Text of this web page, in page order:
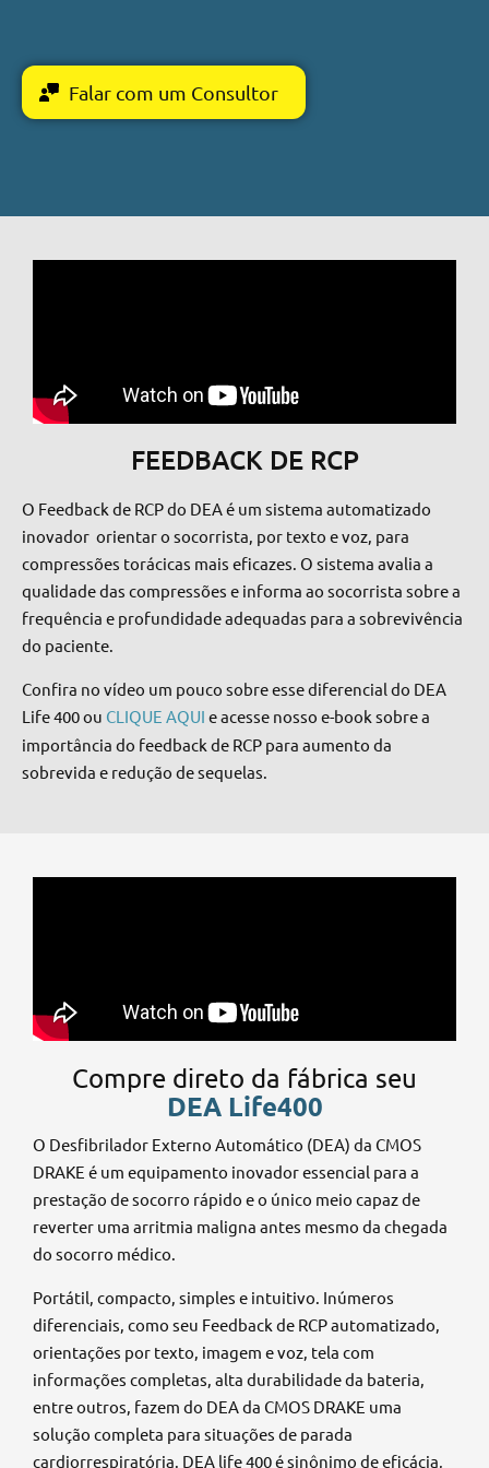
Falar com um Consultor
FEEDBACK DE RCP
O Feedback de RCP do DEA é um sistema automatizado
inovador orientar o socorrista, por texto e voz, para
compressões torácicas mais eficazes. O sistema avalia a
qualidade das compressões e informa ao socorrista sobre a
frequência e profundidade adequadas para a sobrevivência
do paciente.
Confira no vídeo um pouco sobre esse diferencial do DEA
Life 400 ou CLIQUE AQUI e acesse nosso e-book sobre a
importância do feedback de RCP para aumento da
sobrevida e redução de sequelas.
Compre direto da fábrica seu
DEA Life400
O Desfibrilador Externo Automático (DEA) da CMOS
DRAKE é um equipamento inovador essencial para a
prestação de socorro rápido e o único meio capaz de
reverter uma arritmia maligna antes mesmo da chegada
do socorro médico.
Portátil, compacto, simples e intuitivo. Inúmeros
diferenciais, como seu Feedback de RCP automatizado,
orientações por texto, imagem e voz, tela com
informações completas, alta durabilidade da bateria,
entre outros, fazem do DEA da CMOS DRAKE uma
solução completa para situações de parada
cardiorrespiratória. DEA life 400 é sinônimo de eficácia,